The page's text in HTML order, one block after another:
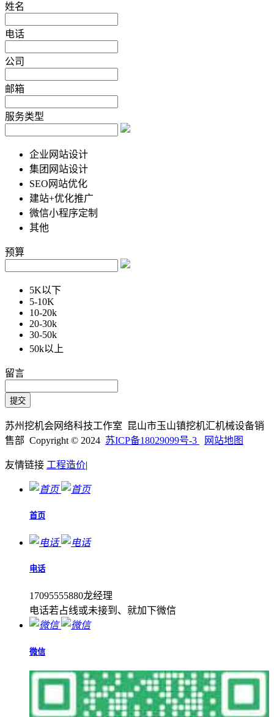
姓名
电话
公司
邮箱
服务类型
企业网站设计
集团网站设计
SEO网站优化
建站+优化推广
微信小程序定制
其他
预算
5K以下
5-10K
10-20k
20-30k
30-50k
50k以上
留言
苏州挖机会网络科技工作室 昆山市玉山镇挖机汇机械设备销
售部 Copyright © 2024 苏ICP备18029099号-3 网站地图
友情链接 工程造价|
首页
电话
17095555880龙经理
电话若占线或未接到、就加下微信
微信